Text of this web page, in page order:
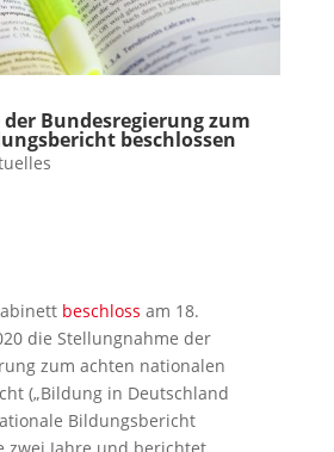
Bundesregierung zum
beschlossen
beschloss am 18.
die Stellungnahme der
zum achten nationalen
(„Bildung in Deutschland
Bildungsbericht
zwei Jahre und berichtet